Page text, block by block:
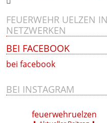
FEUERWEHR UELZEN
NETZWERKEN
BEI FACEBOOK
bei facebook
BEI INSTAGRAM
feuerwehruelzen